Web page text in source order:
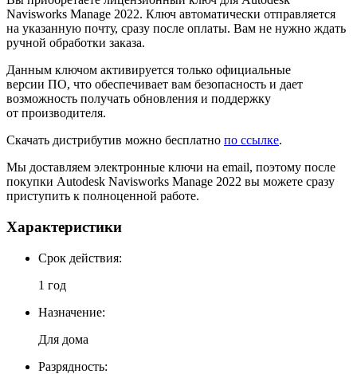
Navisworks Manage 2022. Ключ автоматически отправляется
на указанную почту, сразу после оплаты. Вам не нужно ждать
ручной обработки заказа.
Данным ключом активируется только официальные
версии ПО, что обеспечивает вам безопасность и дает
возможность получать обновления и поддержку
от производителя.
Скачать дистрибутив можно бесплатно по ссылке.
Мы доставляем электронные ключи на email, поэтому после
покупки Autodesk Navisworks Manage 2022 вы можете сразу
приступить к полноценной работе.
Характеристики
Cрок действия:
1 год
Назначение:
Для дома
Разрядность: